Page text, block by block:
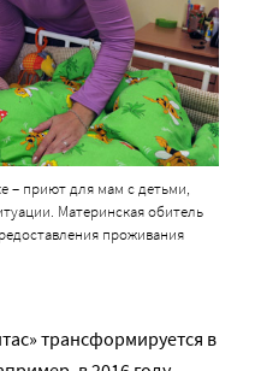
– приют для мам с детьми,
Материнская обитель
проживания
трансформируется в